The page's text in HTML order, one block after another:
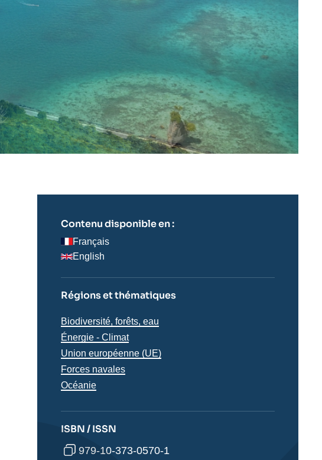
Contenu disponible en :
Français
English
Régions et thématiques
Thématiques
analyses
Biodiversité, forêts, eau
Énergie - Climat
Union européenne (UE)
Forces navales
Régions
Océanie
ISBN / ISSN
979-10-373-0570-1